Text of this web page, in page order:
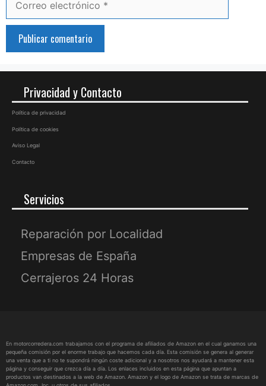
Privacidad y Contacto
Política de privacidad
Política de cookies
Aviso Legal
Contacto
Servicios
Reparación por Localidad
Empresas de España
Cerrajeros 24 Horas
En motorcorredera.com trabajamos con el programa de afiliados de Amazon en el cual ganamos una
pequeña comisión por el enorme trabajo que hacemos cada día. Esta comisión se genera al generar
una venta que a ti no te supondrá ningún coste adicional y a nosotros nos ayudará a mantener esta
página y conseguir que crezca día a día. Los enlaces incluidos en esta página que apuntan a
productos van destinados a la web de Amazon. Amazon y el logo de Amazon se trata de marcas de